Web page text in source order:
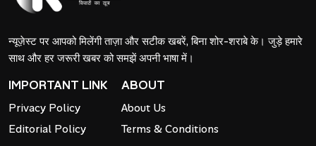
न्यूज़ेस्ट पर आपको मिलेंगी ताज़ा और सटीक खबरें, बिना शोर-शराबे के। जुड़े हमारे
साथ और हर जरूरी खबर को समझें अपनी भाषा में।
IMPORTANT LINK
Privacy Policy
Editorial Policy
ABOUT
About Us
Terms & Conditions